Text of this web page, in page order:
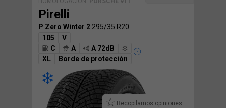
Pirelli
P Zero Winter 2 295/35 R20
105
V
C
A
A 72dB
XL
Borde de protección
Recopilamos opiniones.